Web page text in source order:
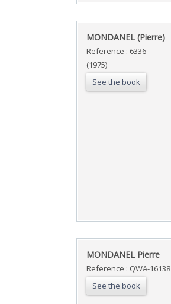
‎MONDANEL (Pierre)‎
Reference : 6336
(1975)
See the book
‎MONDANEL Pierre ‎
Reference : QWA-16138
See the book